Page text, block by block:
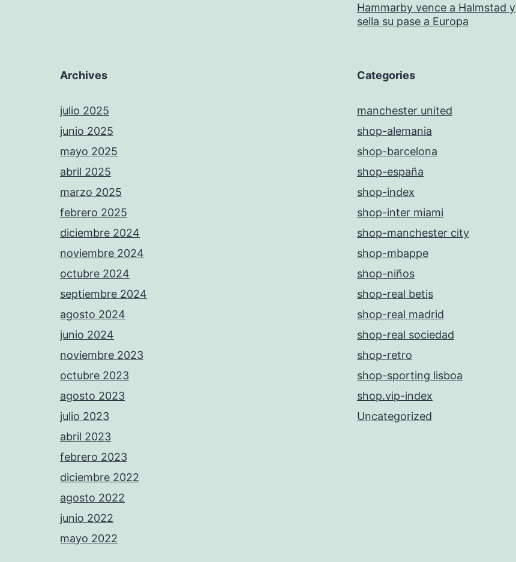
Hammarby vence a Halmstad y
sella su pase a Europa
Archives
julio 2025
junio 2025
mayo 2025
abril 2025
marzo 2025
febrero 2025
diciembre 2024
noviembre 2024
octubre 2024
septiembre 2024
agosto 2024
junio 2024
noviembre 2023
octubre 2023
agosto 2023
julio 2023
abril 2023
febrero 2023
diciembre 2022
agosto 2022
junio 2022
mayo 2022
Categories
manchester united
shop-alemania
shop-barcelona
shop-españa
shop-index
shop-inter miami
shop-manchester city
shop-mbappe
shop-niños
shop-real betis
shop-real madrid
shop-real sociedad
shop-retro
shop-sporting lisboa
shop.vip-index
Uncategorized